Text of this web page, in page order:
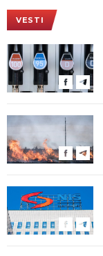
VESTI